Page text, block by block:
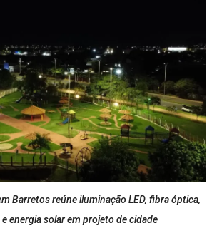
Barretos reúne iluminação LED, fibra óptica,
energia solar em projeto de cidade